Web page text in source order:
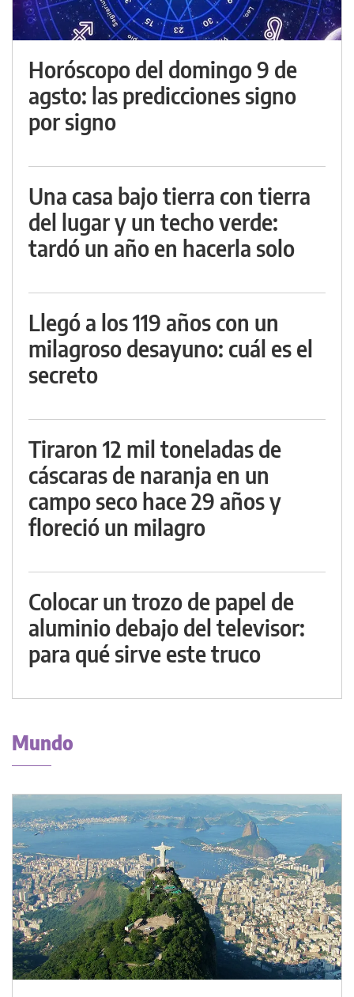
Horóscopo del domingo 9 de
agsto: las predicciones signo
por signo
Una casa bajo tierra con tierra
del lugar y un techo verde:
tardó un año en hacerla solo
Llegó a los 119 años con un
milagroso desayuno: cuál es el
secreto
Tiraron 12 mil toneladas de
cáscaras de naranja en un
campo seco hace 29 años y
floreció un milagro
Colocar un trozo de papel de
aluminio debajo del televisor:
para qué sirve este truco
Mundo